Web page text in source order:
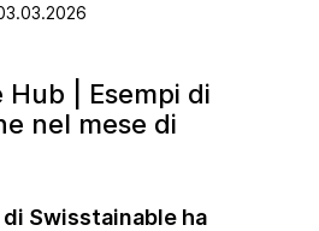
Hub | Esempi di
nel mese di
Swisstainable ha